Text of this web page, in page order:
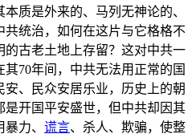
质是外来的、马列无神论的、
统治，如何在这片与它格格不
的古老土地上存留？这对中共一
70年间，中共无法用正常的国
、民众安居乐业，历史上的朝
开国平安盛世，但中共却因其
力、 谎言、杀人、欺骗，使整